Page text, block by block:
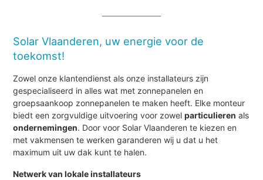
Solar Vlaanderen, uw energie voor de
toekomst!
Zowel onze klantendienst als onze installateurs zijn
gespecialiseerd in alles wat met zonnepanelen en
groepsaankoop zonnepanelen te maken heeft. Elke monteur
biedt een zorgvuldige uitvoering voor zowelparticulieren als
ondernemingen. Door voor Solar Vlaanderen te kiezen en
met vakmensen te werken garanderen wij u dat u het
maximum uit uw dak kunt te halen.
Netwerk van lokale installateurs